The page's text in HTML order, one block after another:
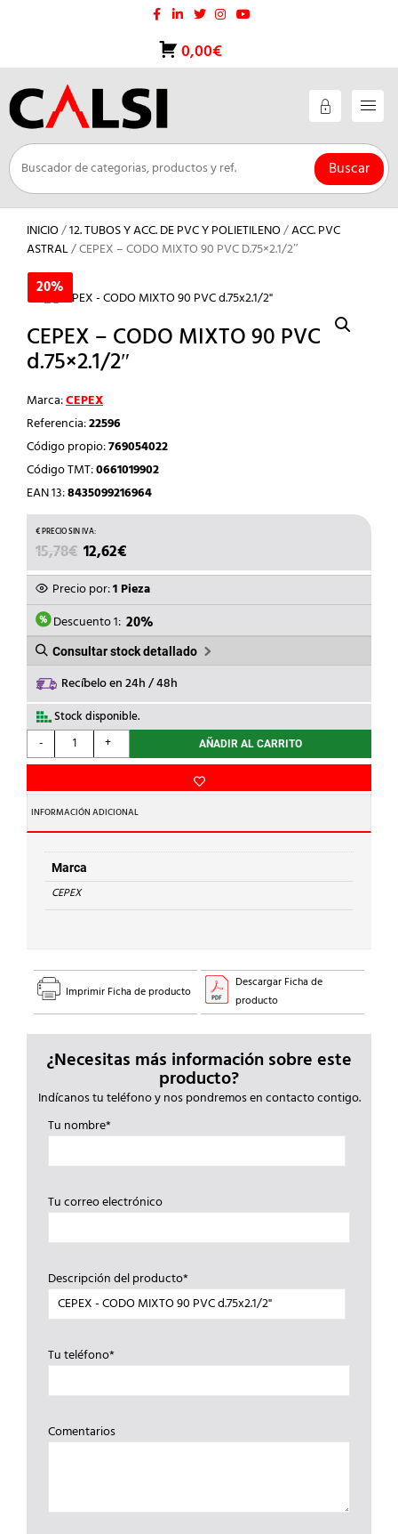
0,00€
Buscar
INICIO/12. TUBOS Y ACC. DE PVC Y POLIETILENO/ACC. PVC
ASTRAL/ CEPEX – CODO MIXTO 90 PVC D.75×2.1/2″
20%
CEPEX – CODO MIXTO 90 PVC
d.75×2.1/2″
Marca:CEPEX
Referencia:22596
Código propio:769054022
Código TMT:0661019902
EAN 13:8435099216964
15,78€ EL
PRECIO
ORIGINAL
ERA:
15,78€.
12,62€
PRECIO
ACTUAL
ES:
12,62€.
Precio por:1 Pieza
Descuento 1: 20%
Consultar stock detallado
Recíbelo en 24h / 48h
Stock disponible.
-
CEPEX
-
MIXTO
90
PVC
d.75x2.1/2"
cantidad
+ AÑADIR AL CARRITO
INFORMACIÓN ADICIONAL
Marca
CEPEX
20%
Imprimir Ficha de producto
Descargar Ficha de
producto
¿Necesitas más información sobre este
producto?
Indícanos tu teléfono y nos pondremos en contacto contigo.
Tu nombre*
Tu correo electrónico
Descripción del producto*
Tu teléfono*
Comentarios